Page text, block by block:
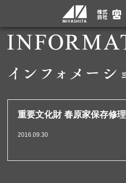
重要文化財 春原家保存修理
2016.09.30